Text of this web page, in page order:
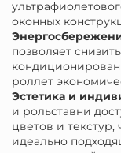
оконных
позволяет
роллет
Эстетика и
и рольставни
цветов и текстур,
идеально